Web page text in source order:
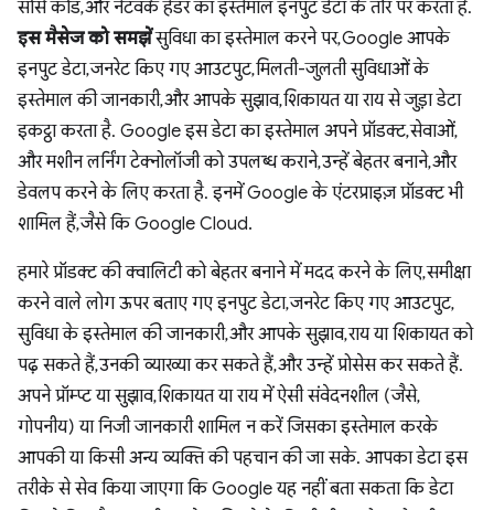
सोर्स कोड, और नेटवर्क हेडर का इस्तेमाल इनपुट डेटा के तौर पर करता है.
इस मैसेज को समझेंसुविधा का इस्तेमाल करने पर, Google आपके
इनपुट डेटा, जनरेट किए गए आउटपुट, मिलती-जुलती सुविधाओं के
इस्तेमाल की जानकारी, और आपके सुझाव, शिकायत या राय से जुड़ा डेटा
इकट्ठा करता है. Google इस डेटा का इस्तेमाल अपने प्रॉडक्ट, सेवाओं,
और मशीन लर्निंग टेक्नोलॉजी को उपलब्ध कराने, उन्हें बेहतर बनाने, और
डेवलप करने के लिए करता है. इनमें Google के एंटरप्राइज़ प्रॉडक्ट भी
शामिल हैं, जैसे कि Google Cloud.
हमारे प्रॉडक्ट की क्वालिटी को बेहतर बनाने में मदद करने के लिए, समीक्षा
करने वाले लोग ऊपर बताए गए इनपुट डेटा, जनरेट किए गए आउटपुट,
सुविधा के इस्तेमाल की जानकारी, और आपके सुझाव, राय या शिकायत को
पढ़ सकते हैं, उनकी व्याख्या कर सकते हैं, और उन्हें प्रोसेस कर सकते हैं.
अपने प्रॉम्प्ट या सुझाव, शिकायत या राय में ऐसी संवेदनशील (जैसे,
गोपनीय) या निजी जानकारी शामिल न करें जिसका इस्तेमाल करके
आपकी या किसी अन्य व्यक्ति की पहचान की जा सके. आपका डेटा इस
तरीके से सेव किया जाएगा कि Google यह नहीं बता सकता कि डेटा